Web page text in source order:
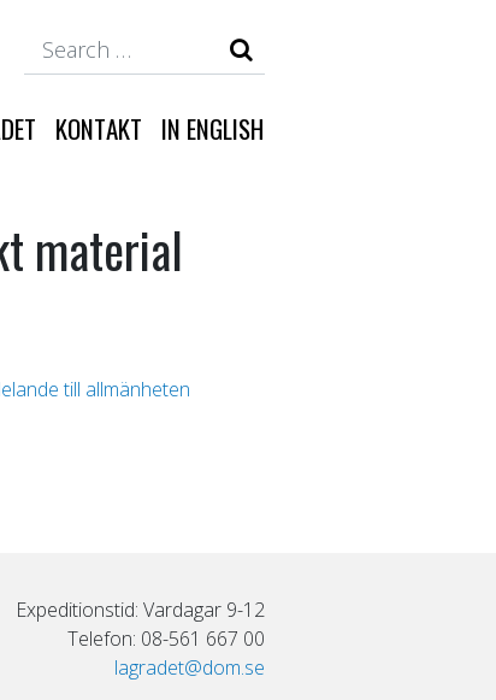
KONTAKT IN ENGLISH
material
till allmänheten
Expeditionstid: Vardagar 9-12
Telefon: 08-561 667 00
lagradet@dom.se